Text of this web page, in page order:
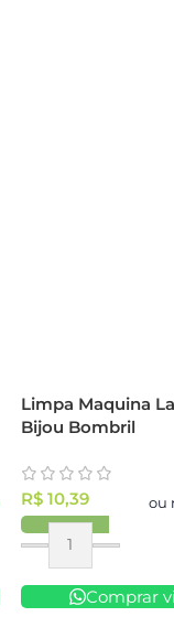
Limpa Maquina
Bijou Bombril
R$10,39 ou
Comprar